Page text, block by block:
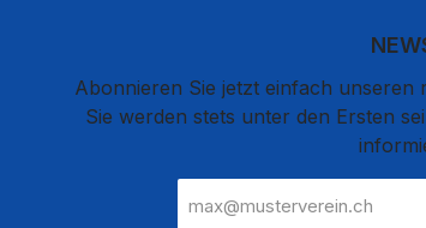
Abonnieren Sie jetzt einfach unseren
Sie werden stets unter den Ersten
Mail-